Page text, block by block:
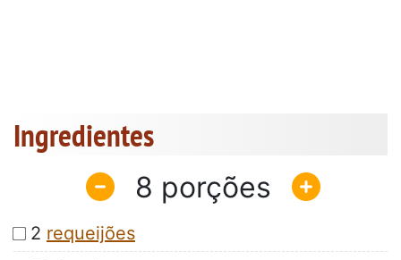
Ingredientes
8
2 requeijões